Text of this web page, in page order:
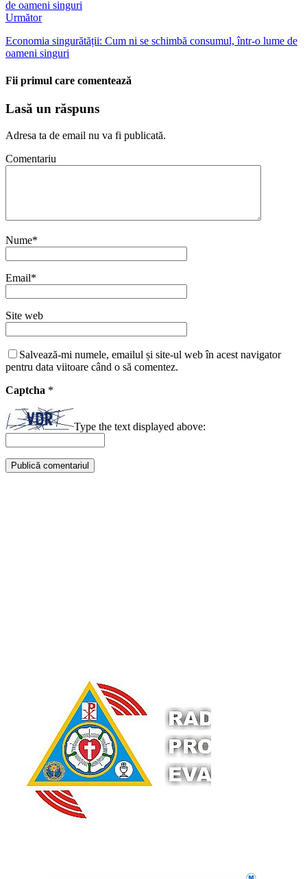
Următor
Economia singurătății: Cum ni se schimbă consumul, într-o lume de
oameni singuri
Fii primul care comentează
Lasă un răspuns
Adresa ta de email nu va fi publicată.
Comentariu
Nume*
Email*
Site web
Salvează-mi numele, emailul și site-ul web în acest navigator
pentru data viitoare când o să comentez.
Captcha *
Type the text displayed above: